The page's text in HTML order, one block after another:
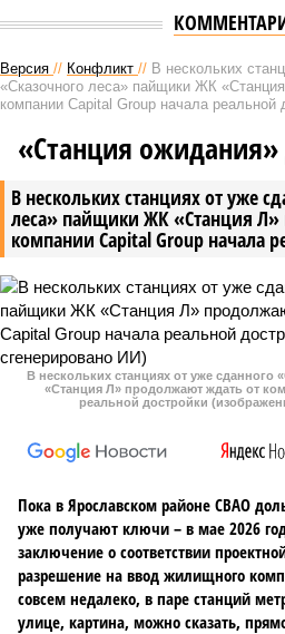
Версия // Конфликт // В нескольких
«Сказочного леса» пайщики ЖК
компании Capital Group начала реальной
В нескольких станциях от уже
леса» пайщики ЖК «Станция
компании Capital Group начала
«Станция
В нескольких станциях от уже сданного
«Станция Л» продолжают ждать от
реальной достройки
Пока в Ярославском районе СВАО
уже получают ключи – в мае 2026
заключение о соответствии
разрешение на ввод жилищного
совсем недалеко, в паре станций
улице, картина, можно сказать,